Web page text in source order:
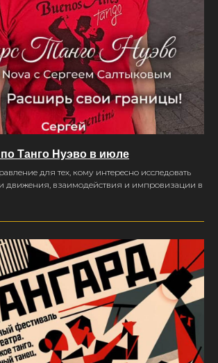
Танго Нуэво в июле
для тех, кому интересно исследовать
движения, взаимодействия и импровизации в